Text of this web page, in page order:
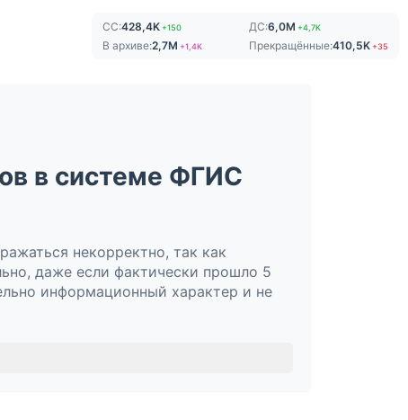
СС:428,4K+150 ДС:6,0M +4,7K
В архиве:2,7M +1,4K Прекращённые:410,5K +35
в системе ФГИС
некорректно, так как
даже если фактически прошло 5
информационный характер и не